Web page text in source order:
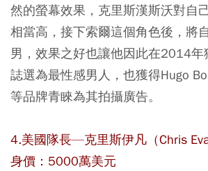
然的螢幕效果，克里斯漢斯沃對自
相當高，接下索爾這個角色後，將
男，效果之好也讓他因此在2014年
誌選為最性感男人，也獲得Hugo
等品牌青睞為其拍攝廣告。
4.美國隊長—克里斯伊凡（Chris
身價：5000萬美元